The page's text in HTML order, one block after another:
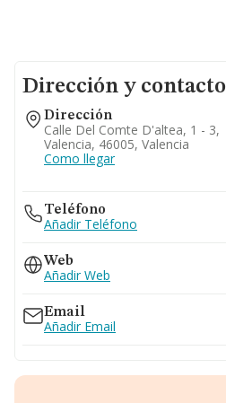
Dirección y contacto
Dirección
Calle Del Comte D'altea, 1 - 3,
Valencia, 46005, Valencia
Como llegar
Teléfono
Añadir Teléfono
Web
Añadir Web
Email
Añadir Email